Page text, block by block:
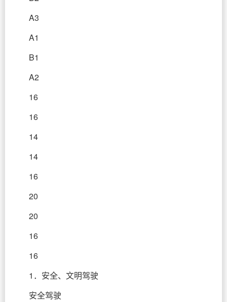
A3
A1
B1
A2
16
16
14
14
16
20
20
16
16
1．安全、文明驾驶
安全驾驶